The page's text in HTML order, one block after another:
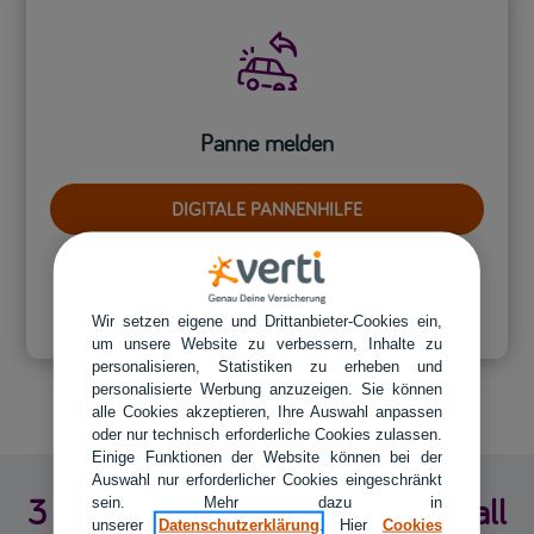

Panne melden
DIGITALE PANNENHILFE
oder telefonisch unter
0221 827 792 52
3 Schritte, die Sie bei einem Unfall
Wir setzen eigene und Drittanbieter-Cookies ein,
um unsere Website zu verbessern, Inhalte zu
personalisieren, Statistiken zu erheben und
personalisierte Werbung anzuzeigen. Sie können
alle Cookies akzeptieren, Ihre Auswahl anpassen
oder nur technisch erforderliche Cookies zulassen.
Einige Funktionen der Website können bei der
Auswahl nur erforderlicher Cookies eingeschränkt
sein. Mehr dazu in
unserer
Datenschutzerklärung . Hier Cookies